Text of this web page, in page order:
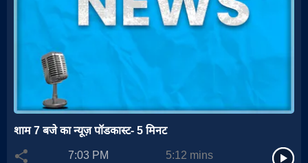
शाम 7 बजे का न्यूज़ पॉडकास्ट- 5 मिनट
7:03 PM
5:12 mins